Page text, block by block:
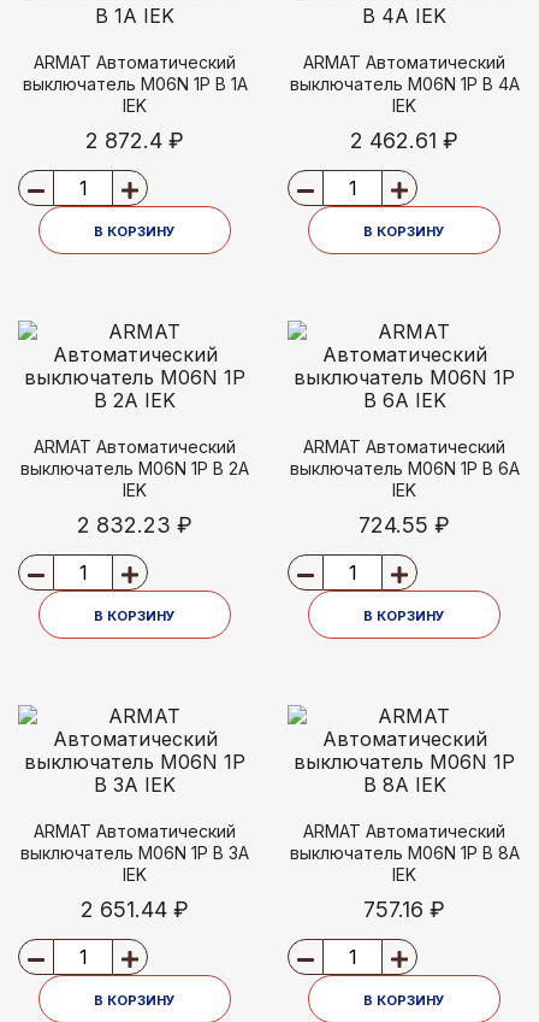
ARMAT Автоматический
выключатель M06N 1P B 1А
IEK
2 872.4 ₽
В КОРЗИНУ
ARMAT Автоматический
выключатель M06N 1P B 4А
IEK
2 462.61 ₽
В КОРЗИНУ
ARMAT Автоматический
выключатель M06N 1P B 2А
IEK
2 832.23 ₽
В КОРЗИНУ
ARMAT Автоматический
выключатель M06N 1P B 6А
IEK
724.55 ₽
В КОРЗИНУ
ARMAT Автоматический
выключатель M06N 1P B 3А
IEK
2 651.44 ₽
В КОРЗИНУ
ARMAT Автоматический
выключатель M06N 1P B 8А
IEK
757.16 ₽
В КОРЗИНУ